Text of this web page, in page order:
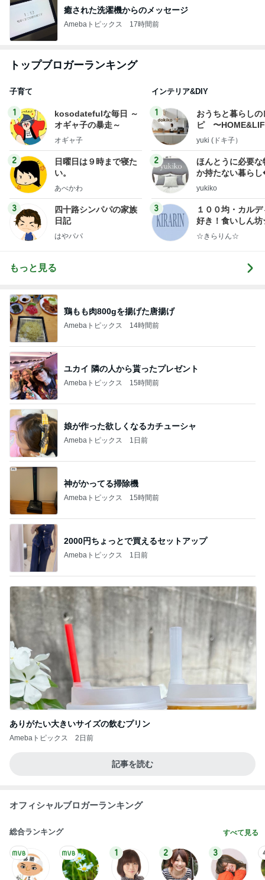
癒された洗濯機からのメッセージ
Amebaトピックス 17時間前
トップブロガーランキング
子育て
1
kosodatefulな毎日 ～
オギャ子の暴走～
オギャ子
2
日曜日は９時まで寝た
い。
あべかわ
3
四十路シンパパの家族
日記
はやパパ
インテリア&DIY
1
おうちと暮らしの
ピ 〜
yuki (ドキ子）
2
ほんとうに必要な
か持たない暮ら
ep Life Simple◆
yukiko
3
１００均・カルデ
好き！食いしん
らりん☆のブログ
☆きらりん☆
もっと見る
鶏もも肉800gを揚げた唐揚げ
Amebaトピックス 14時間前
ユカイ 隣の人から貰ったプレゼント
Amebaトピックス 15時間前
娘が作った欲しくなるカチューシャ
Amebaトピックス 1日前
神がかってる掃除機
Amebaトピックス 15時間前
2000円ちょっとで買えるセットアップ
Amebaトピックス 1日前
ありがたい大きいサイズの飲むプリン
Amebaトピックス 2日前
記事を読む
オフィシャルブロガーランキング
総合ランキング すべて見る
1 2 3